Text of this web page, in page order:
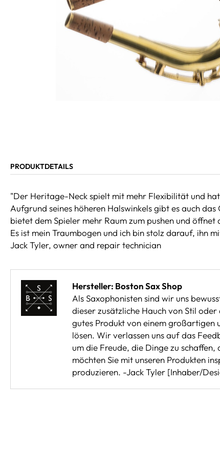
PRODUKTDETAILS
"Der Heritage-Neck spielt mit mehr Flexibilität und
Aufgrund seines höheren Halswinkels gibt es auch
bietet dem Spieler mehr Raum zum pushen und
Es ist mein Traumbogen und ich bin stolz darauf, ihn
Jack Tyler, owner and repair technician
Hersteller: Boston Sax Shop
Als Saxophonisten sind wir uns
dieser zusätzliche Hauch von Stil
gutes Produkt von einem großartigen
lösen. Wir verlassen uns auf das
um die Freude, die Dinge zu
möchten Sie mit unseren Produkten
produzieren. -Jack Tyler [Inhaber/